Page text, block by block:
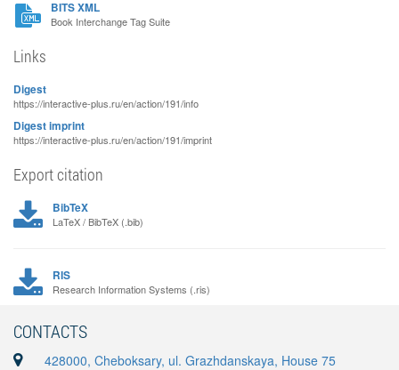
BITS XML
Book Interchange Tag Suite
Links
Digest
https://interactive-plus.ru/en/action/191/info
Digest imprint
https://interactive-plus.ru/en/action/191/imprint
Export citation
BibTeX
LaTeX / BibTeX (.bib)
RIS
Research Information Systems (.ris)
CONTACTS
428000, Cheboksary, ul. Grazhdanskaya, House 75